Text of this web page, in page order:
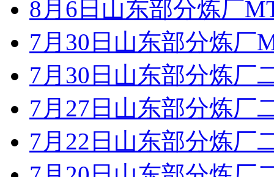
8月6日山东部分炼厂
7月30日山东部分炼厂
7月30日山东部分炼厂
7月27日山东部分炼厂
7月22日山东部分炼厂